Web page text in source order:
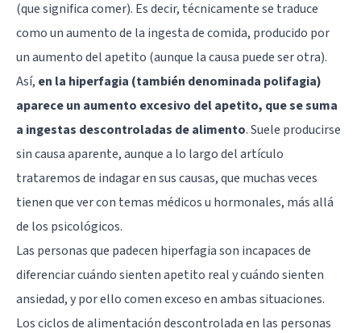
(que significa comer). Es decir, técnicamente se traduce
como un aumento de la ingesta de comida, producido por
un aumento del apetito (aunque la causa puede ser otra).
Así, en la hiperfagia (también denominada polifagia)
aparece un aumento excesivo del apetito, que se suma
a ingestas descontroladas de alimento. Suele producirse
sin causa aparente, aunque a lo largo del artículo
trataremos de indagar en sus causas, que muchas veces
tienen que ver con temas médicos u hormonales, más allá
de los psicológicos.
Las personas que padecen hiperfagia son incapaces de
diferenciar cuándo sienten apetito real y cuándo sienten
ansiedad, y por ello comen exceso en ambas situaciones.
Los ciclos de alimentación descontrolada en las personas